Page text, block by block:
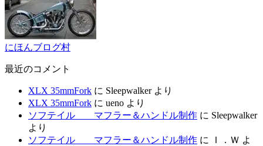
にほんブログ村
最近のコメント
XLX 35mmFork に Sleepwalkerより
XLX 35mmFork に ueno より
ソフテイル マフラー＆ハンドル制作 に Sleepwalker
より
ソフテイル マフラー＆ハンドル制作 に Ｉ．Ｗ よ